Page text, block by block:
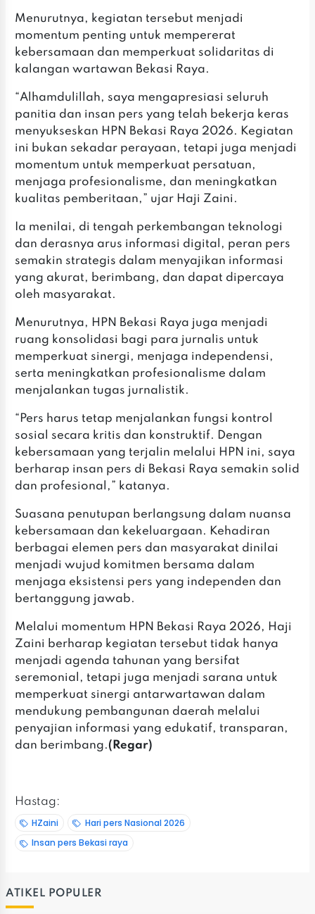
‎Menurutnya, kegiatan tersebut menjadi
momentum penting untuk mempererat
kebersamaan dan memperkuat solidaritas di
kalangan wartawan Bekasi Raya.
‎“Alhamdulillah, saya mengapresiasi seluruh
panitia dan insan pers yang telah bekerja keras
menyukseskan HPN Bekasi Raya 2026. Kegiatan
ini bukan sekadar perayaan, tetapi juga menjadi
momentum untuk memperkuat persatuan,
menjaga profesionalisme, dan meningkatkan
kualitas pemberitaan,” ujar Haji Zaini.
‎Ia menilai, di tengah perkembangan teknologi
dan derasnya arus informasi digital, peran pers
semakin strategis dalam menyajikan informasi
yang akurat, berimbang, dan dapat dipercaya
oleh masyarakat.
‎Menurutnya, HPN Bekasi Raya juga menjadi
ruang konsolidasi bagi para jurnalis untuk
memperkuat sinergi, menjaga independensi,
serta meningkatkan profesionalisme dalam
menjalankan tugas jurnalistik.
‎“Pers harus tetap menjalankan fungsi kontrol
sosial secara kritis dan konstruktif. Dengan
kebersamaan yang terjalin melalui HPN ini, saya
berharap insan pers di Bekasi Raya semakin solid
dan profesional,” katanya.
‎Suasana penutupan berlangsung dalam nuansa
kebersamaan dan kekeluargaan. Kehadiran
berbagai elemen pers dan masyarakat dinilai
menjadi wujud komitmen bersama dalam
menjaga eksistensi pers yang independen dan
bertanggung jawab.
‎Melalui momentum HPN Bekasi Raya 2026, Haji
Zaini berharap kegiatan tersebut tidak hanya
menjadi agenda tahunan yang bersifat
seremonial, tetapi juga menjadi sarana untuk
memperkuat sinergi antarwartawan dalam
mendukung pembangunan daerah melalui
penyajian informasi yang edukatif, transparan,
dan berimbang.‎(Regar)
Hastag:
HZaini
Hari pers Nasional 2026
Insan pers Bekasi raya
ATIKEL POPULER